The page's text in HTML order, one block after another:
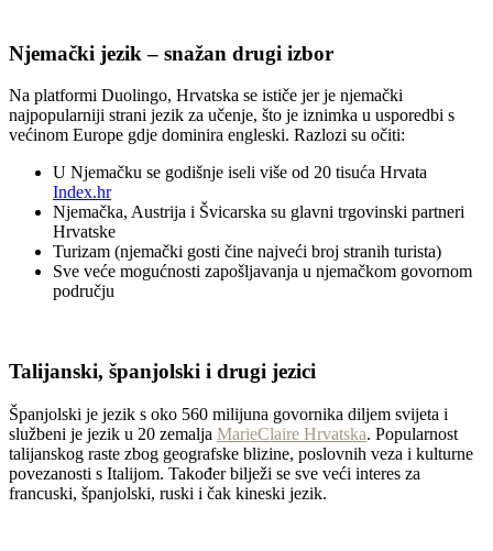
Njemački jezik – snažan drugi izbor
Na platformi Duolingo, Hrvatska se ističe jer je njemački
najpopularniji strani jezik za učenje, što je iznimka u usporedbi s
većinom Europe gdje dominira engleski. Razlozi su očiti:
U Njemačku se godišnje iseli više od 20 tisuća Hrvata
Index.hr
Njemačka, Austrija i Švicarska su glavni trgovinski partneri
Hrvatske
Turizam (njemački gosti čine najveći broj stranih turista)
Sve veće mogućnosti zapošljavanja u njemačkom govornom
području
Talijanski, španjolski i drugi jezici
Španjolski je jezik s oko 560 milijuna govornika diljem svijeta i
službeni je jezik u 20 zemalja MarieClaire Hrvatska. Popularnost
talijanskog raste zbog geografske blizine, poslovnih veza i kulturne
povezanosti s Italijom. Također bilježi se sve veći interes za
francuski, španjolski, ruski i čak kineski jezik.